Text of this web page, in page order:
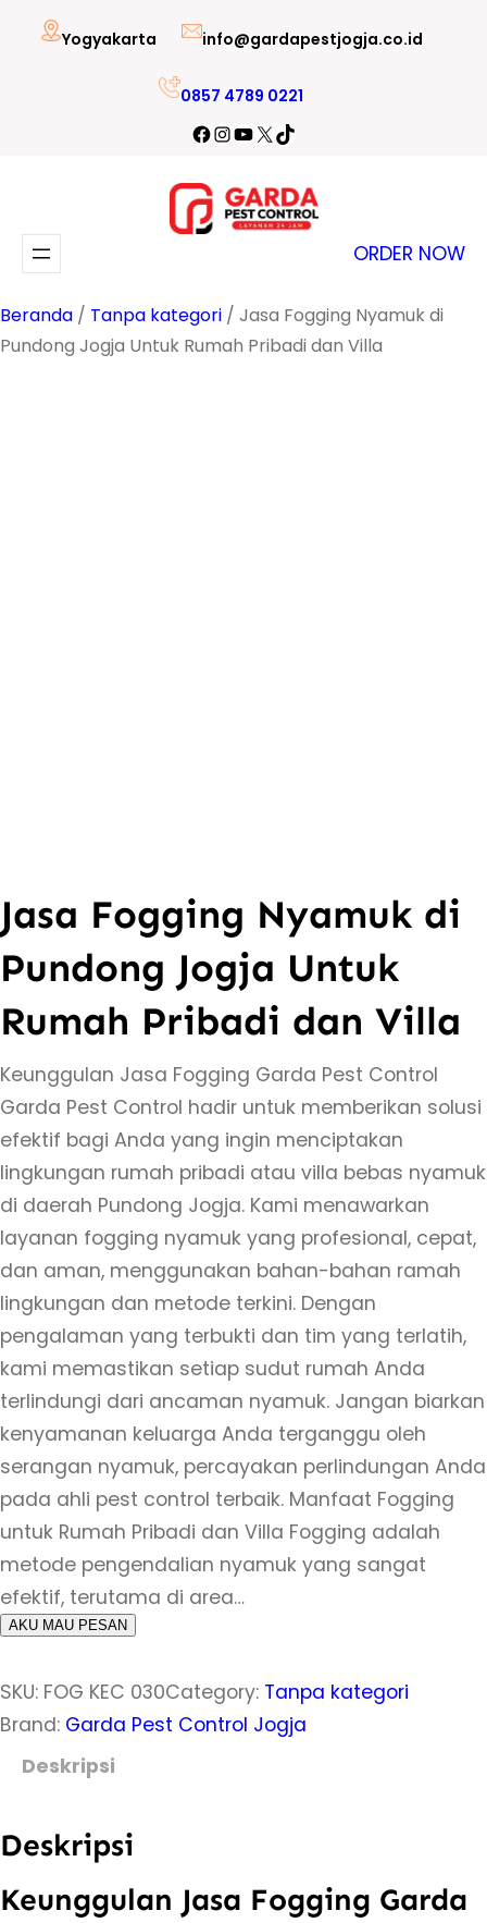
Lewati
Yogyakarta info@gardapestjogja.co.id
0857 4789 0221
Facebook
Instagram
YouTube
X TikTok
ORDER NOW
Beranda / Tanpa kategori / Jasa Fogging Nyamuk di
Pundong Jogja Untuk Rumah Pribadi dan Villa
Jasa Fogging Nyamuk di
Pundong Jogja Untuk
Rumah Pribadi dan Villa
Keunggulan Jasa Fogging Garda Pest Control
Garda Pest Control hadir untuk memberikan solusi
efektif bagi Anda yang ingin menciptakan
lingkungan rumah pribadi atau villa bebas nyamuk
di daerah Pundong Jogja. Kami menawarkan
layanan fogging nyamuk yang profesional, cepat,
dan aman, menggunakan bahan-bahan ramah
lingkungan dan metode terkini. Dengan
pengalaman yang terbukti dan tim yang terlatih,
kami memastikan setiap sudut rumah Anda
terlindungi dari ancaman nyamuk. Jangan biarkan
kenyamanan keluarga Anda terganggu oleh
serangan nyamuk, percayakan perlindungan Anda
pada ahli pest control terbaik. Manfaat Fogging
untuk Rumah Pribadi dan Villa Fogging adalah
metode pengendalian nyamuk yang sangat
efektif, terutama di area…
AKU MAU PESAN
SKU: FOG KEC 030Category: Tanpa kategori
Brand: Garda Pest Control Jogja
Deskripsi
Deskripsi
Keunggulan Jasa Fogging Garda